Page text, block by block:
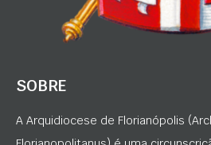
SOBRE
A Arquidiocese de Florianópolis